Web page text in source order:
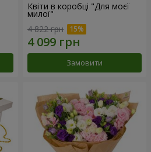
Квіти в коробці "Для моєї
милої"
4 822 грн
Замовити